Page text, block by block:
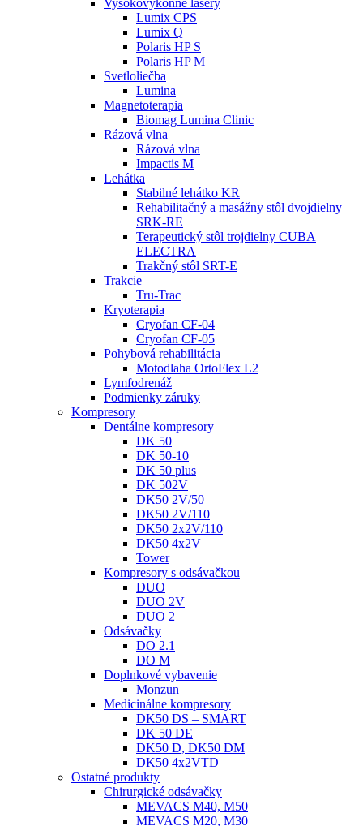
Vysokovýkonné lasery
Lumix CPS
Lumix Q
Polaris HP S
Polaris HP M
Svetloliečba
Lumina
Magnetoterapia
Biomag Lumina Clinic
Rázová vlna
Rázová vlna
Impactis M
Lehátka
Stabilné lehátko KR
Rehabilitačný a masážny stôl dvojdielny
SRK-RE
Terapeutický stôl trojdielny CUBA
ELECTRA
Trakčný stôl SRT-E
Trakcie
Tru-Trac
Kryoterapia
Cryofan CF-04
Cryofan CF-05
Pohybová rehabilitácia
Motodlaha OrtoFlex L2
Lymfodrenáž
Podmienky záruky
Kompresory
Dentálne kompresory
DK 50
DK 50-10
DK 50 plus
DK 502V
DK50 2V/50
DK50 2V/110
DK50 2x2V/110
DK50 4x2V
Tower
Kompresory s odsávačkou
DUO
DUO 2V
DUO 2
Odsávačky
DO 2.1
DO M
Doplnkové vybavenie
Monzun
Medicinálne kompresory
DK50 DS – SMART
DK 50 DE
DK50 D, DK50 DM
DK50 4x2VTD
Ostatné produkty
Chirurgické odsávačky
MEVACS M40, M50
MEVACS M20, M30